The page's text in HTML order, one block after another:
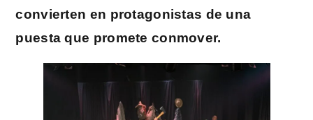
convierten en protagonistas de una
puesta que promete conmover.